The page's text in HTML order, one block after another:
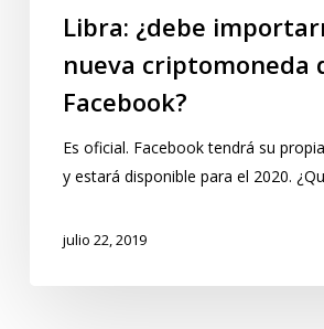
Libra: ¿debe
nueva criptomoneda
Facebook?
Es oficial. Facebook tendrá su
y estará disponible para el 2020.
julio 22, 2019